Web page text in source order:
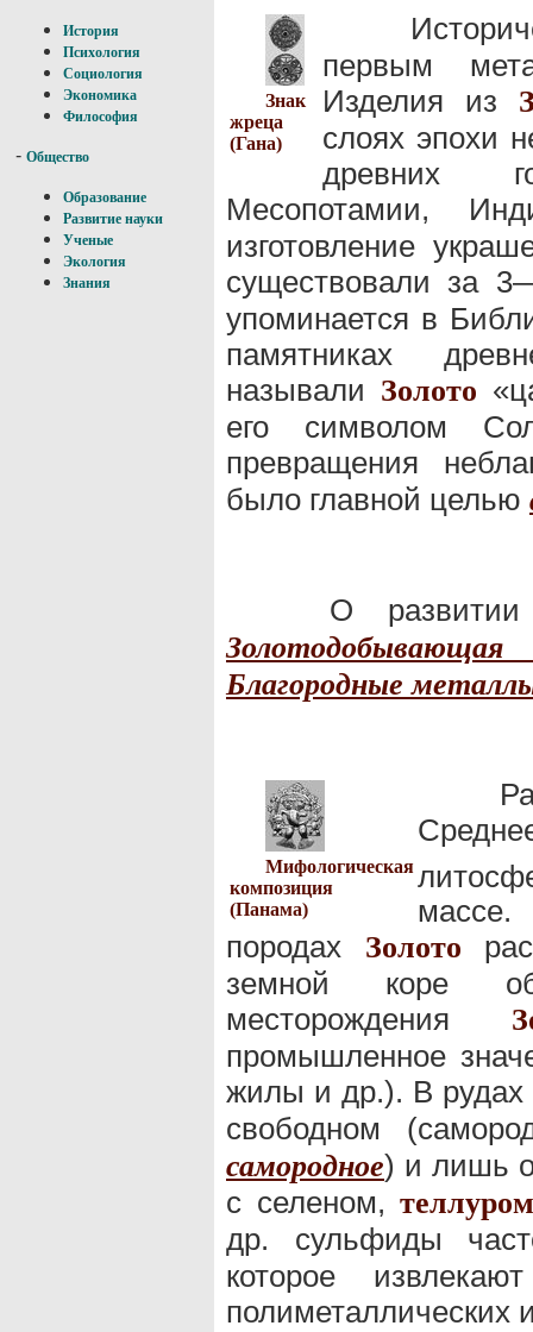
История
Психология
Социология
Экономика
Философия
- Общество
Образование
Развитие науки
Ученые
Экология
Знания
Знак
жреца
(Гана)
первым
Изделия из
слоях эпохи
древних
Месопотамии,
изготовление
существовали за
упоминается в
памятниках
называли Золото
его символом
превращения
было главной целью
О
Благородные
Мифологическая
композиция
(Панама)
породах Золото
земной коре
месторождения
промышленное
жилы и др.). В рудах
свободном
самородное) и лишь
с селеном, теллуром
др. сульфиды
которое
полиметаллических